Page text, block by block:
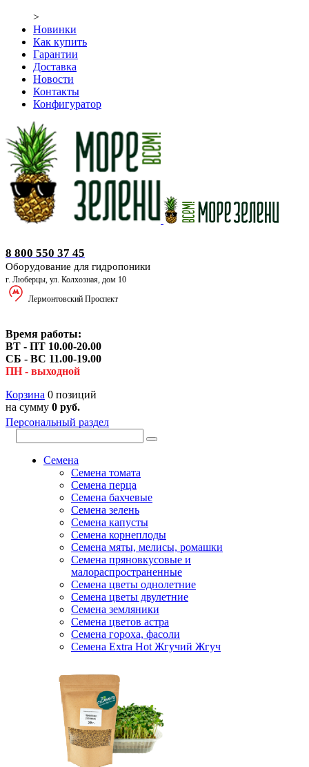
>
Новинки
Как купить
Гарантии
Доставка
Новости
Контакты
Конфигуратор
8 800 550 37 45
Оборудование для гидропоники
г. Люберцы, ул. Колхозная, дом 10
Лермонтовский Проспект
Время работы:
ВТ - ПТ 10.00-20.00
СБ - ВС 11.00-19.00
ПН - выходной
Корзина 0 позиций
на сумму 0 руб.
Персональный раздел
Семена
Семена томата
Семена перца
Семена бахчевые
Семена зелень
Семена капусты
Семена корнеплоды
Семена мяты, мелисы, ромашки
Семена пряновкусовые и
малораспространенные
Семена цветы однолетние
Семена цветы двулетние
Семена земляники
Семена цветов астра
Семена гороха, фасоли
Семена Extra Hot Жгучий Жгуч